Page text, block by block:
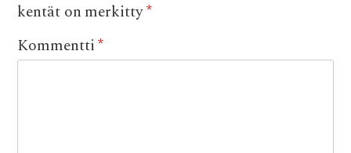
kentät on merkitty*
Kommentti*